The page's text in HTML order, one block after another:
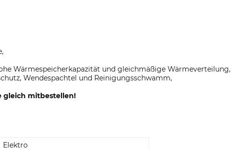
Wärmespeicherkapazität und gleichmäßige Wärmeverteilung,
Wendespachtel und Reinigungsschwamm,
gleich mitbestellen!
Elektro